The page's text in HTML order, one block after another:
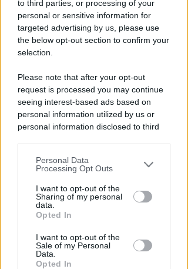
to third parties, or processing of your
personal or sensitive information for
targeted advertising by us, please use
the below opt-out section to confirm your
selection.
Please note that after your opt-out
request is processed you may continue
seeing interest-based ads based on
personal information utilized by us or
personal information disclosed to third
You may separately opt-out of the further
disclosure of your personal information
by third parties on the IAB’s list of
downstream participants.
by us to third parties on the IAB’s List of
Downstream Participants that may
further disclose it to other third parties.
Personal Data
Processing Opt Outs
I want to opt-out of the
Sharing of my personal
data.
Opted In
I want to opt-out of the
Sale of my Personal
Data.
Opted In
dell'anno
diRedazione
APPROVATO DAL CDA
di IEG, stime al rialzo per
l'esercizio 2026